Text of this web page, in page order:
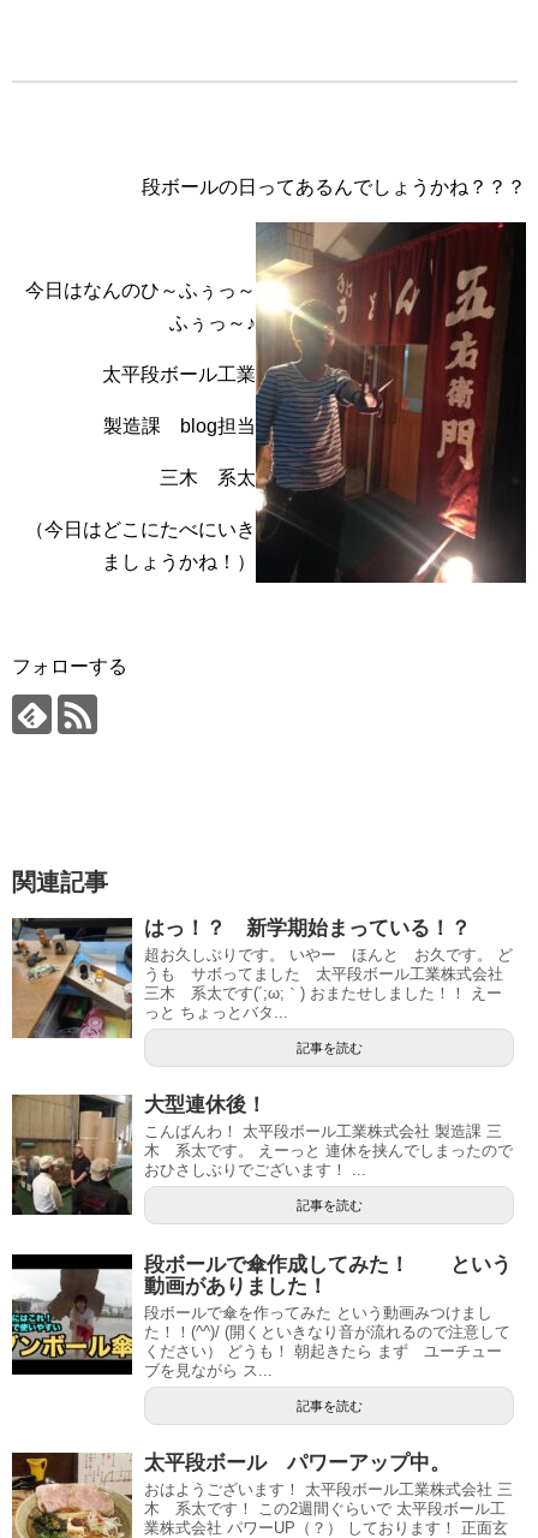
段ボールの日ってあるんでしょうかね？？？
今日はなんのひ～ふぅっ～
ふぅっ～♪
太平段ボール工業
製造課 blog担当
三木 系太
（今日はどこにたべにいき
ましょうかね！）
フォローする
関連記事
はっ！？ 新学期始まっている！？
超お久しぶりです。 いやー ほんと お久です。 ど
うも サボってました 太平段ボール工業株式会社
三木 系太です(´;ω;｀) おまたせしました！！ えー
っと ちょっとバタ...
記事を読む
大型連休後！
こんばんわ！ 太平段ボール工業株式会社 製造課 三
木 系太です。 えーっと 連休を挟んでしまったので
おひさしぶりでございます！ ...
記事を読む
段ボールで傘作成してみた！ という
動画がありました！
段ボールで傘を作ってみた という動画みつけまし
た！！(^^)/ (開くといきなり音が流れるので注意して
ください） どうも！ 朝起きたら まず ユーチュー
ブを見ながら ス...
記事を読む
太平段ボール パワーアップ中。
おはようございます！ 太平段ボール工業株式会社 三
木 系太です！ この2週間ぐらいで 太平段ボール工
業株式会社 パワーUP（？） しております！ 正面玄